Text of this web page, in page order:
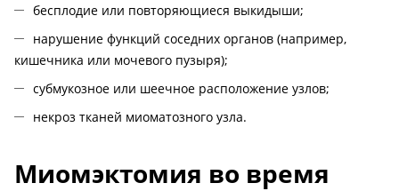
бесплодие или повторяющиеся выкидыши;
нарушение функций соседних органов (например,
кишечника или мочевого пузыря);
субмукозное или шеечное расположение узлов;
некроз тканей миоматозного узла.
Миомэктомия во время